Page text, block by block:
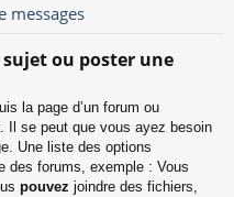
messages
ou poster une
la page d’un forum ou
Il se peut que vous ayez besoin
Une liste des options
des forums, exemple : Vous
pouvez joindre des fichiers,